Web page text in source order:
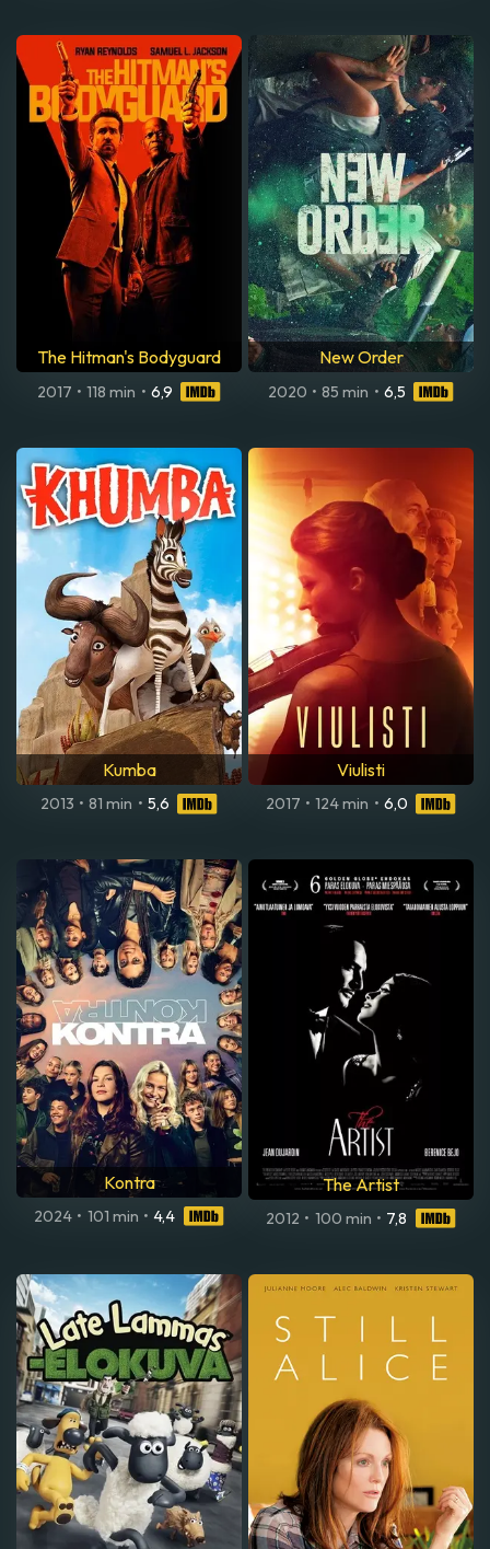
The Hitman's Bodyguard
2017 • 118 min • 6,9
New Order
2020 • 85 min • 6,5
Kumba
2013 • 81 min • 5,6
Viulisti
2017 • 124 min • 6,0
Kontra
2024 • 101 min • 4,4
The Artist
2012 • 100 min • 7,8